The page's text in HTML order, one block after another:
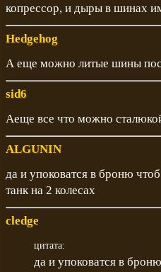
копрессор, и дыры в шинах
Hedgehog
А еще можно литые шины
sid6
Аеще все что можно
ALGUNIN
да и упоковатся в броню
танк на 2 колесах
cledge
цитата:
да и упоковатся в